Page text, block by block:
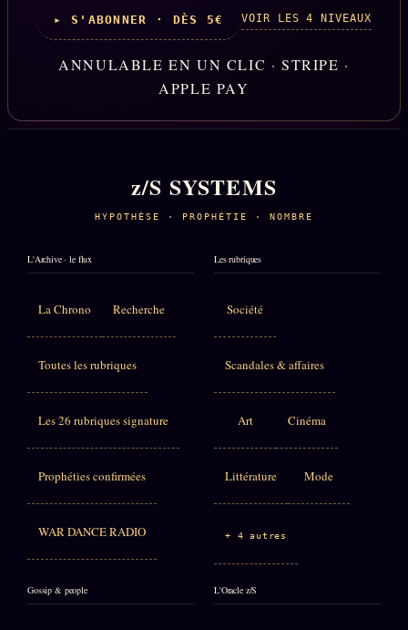
▸ S'ABONNER · DÈS 5€ VOIR LES 4 NIVEAUX
ANNULABLE EN UN CLIC · STRIPE ·
APPLE PAY
z/S SYSTEMS
HYPOTHÈSE · PROPHÉTIE · NOMBRE
L'Archive · le flux
La Chrono Recherche
Toutes les rubriques
Les 26 rubriques signature
Prophéties confirmées
WAR DANCE RADIO
Les rubriques
Société
Scandales & affaires
Art Cinéma
Littérature Mode
+ 4 autres
Gossip & people L'Oracle z/S